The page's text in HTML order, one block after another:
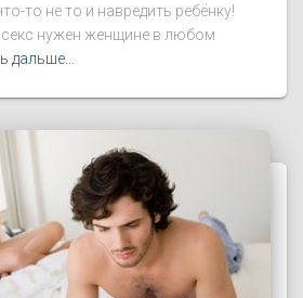
то не то и навредить ребёнку!
секс нужен женщине в любом
дальше…